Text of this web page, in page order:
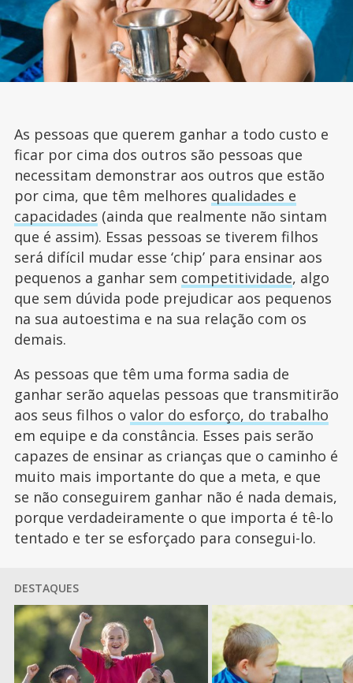
As pessoas que querem ganhar a todo custo e
ficar por cima dos outros são pessoas que
necessitam demonstrar aos outros que estão
por cima, que têm melhores qualidades e
capacidades (ainda que realmente não sintam
que é assim). Essas pessoas se tiverem filhos
será difícil mudar esse ‘chip’ para ensinar aos
pequenos a ganhar sem competitividade, algo
que sem dúvida pode prejudicar aos pequenos
na sua autoestima e na sua relação com os
demais.
As pessoas que têm uma forma sadia de
ganhar serão aquelas pessoas que transmitirão
aos seus filhos o valor do esforço, do trabalho
em equipe e da constância. Esses pais serão
capazes de ensinar as crianças que o caminho é
muito mais importante do que a meta, e que
se não conseguirem ganhar não é nada demais,
porque verdadeiramente o que importa é tê-lo
tentado e ter se esforçado para consegui-lo.
DESTAQUES